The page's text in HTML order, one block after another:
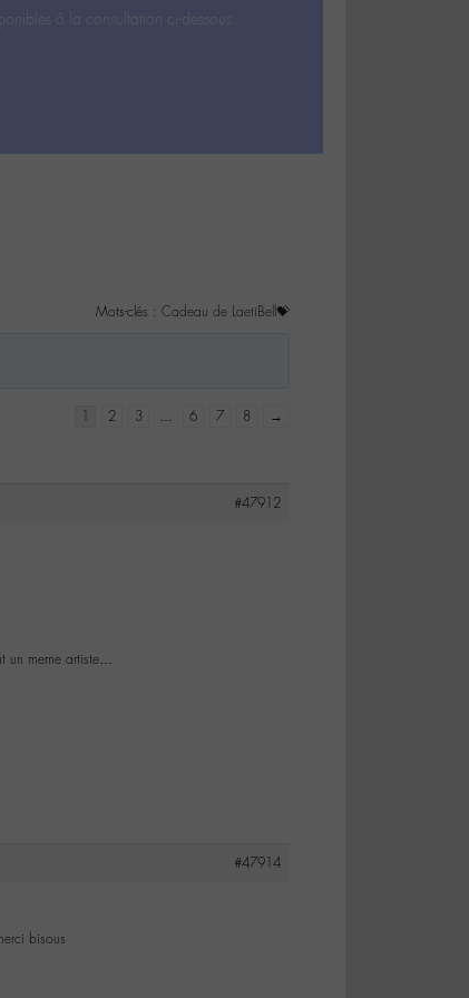
à la consultation ci-dessous.
Mots-clés : Cadeau de LaetiBell💝
1 2 3 … 6 7 8 →
#47912
un meme artiste…
#47914
bisous